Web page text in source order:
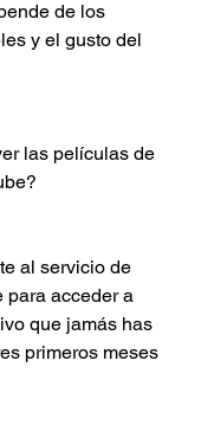
de los
y el gusto del
las películas de
al servicio de
para acceder a
que jamás has
primeros meses